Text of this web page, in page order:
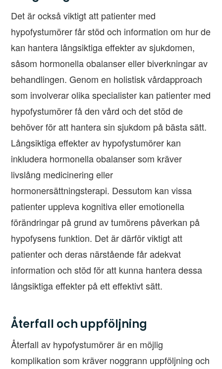
Det är också viktigt att patienter med
hypofystumörer får stöd och information om hur de
kan hantera långsiktiga effekter av sjukdomen,
såsom hormonella obalanser eller biverkningar av
behandlingen. Genom en holistisk vårdapproach
som involverar olika specialister kan patienter med
hypofystumörer få den vård och det stöd de
behöver för att hantera sin sjukdom på bästa sätt.
Långsiktiga effekter av hypofystumörer kan
inkludera hormonella obalanser som kräver
livslång medicinering eller
hormonersättningsterapi. Dessutom kan vissa
patienter uppleva kognitiva eller emotionella
förändringar på grund av tumörens påverkan på
hypofysens funktion. Det är därför viktigt att
patienter och deras närstående får adekvat
information och stöd för att kunna hantera dessa
långsiktiga effekter på ett effektivt sätt.
Återfall och uppföljning
Återfall av hypofystumörer är en möjlig
komplikation som kräver noggrann uppföljning och